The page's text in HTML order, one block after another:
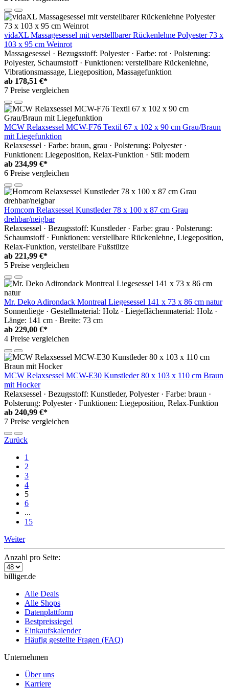
vidaXL Massagesessel mit verstellbarer Rückenlehne Polyester 73 x
103 x 95 cm Weinrot
Massagesessel · Bezugsstoff: Polyester · Farbe: rot · Polsterung:
Polyester, Schaumstoff · Funktionen: verstellbare Rückenlehne,
Vibrationsmassage, Liegeposition, Massagefunktion
ab 178,51 €*
7 Preise vergleichen
MCW Relaxsessel MCW-F76 Textil 67 x 102 x 90 cm Grau/Braun
mit Liegefunktion
Relaxsessel · Farbe: braun, grau · Polsterung: Polyester ·
Funktionen: Liegeposition, Relax-Funktion · Stil: modern
ab 234,99 €*
6 Preise vergleichen
Homcom Relaxsessel Kunstleder 78 x 100 x 87 cm Grau
drehbar/neigbar
Relaxsessel · Bezugsstoff: Kunstleder · Farbe: grau · Polsterung:
Schaumstoff · Funktionen: verstellbare Rückenlehne, Liegeposition,
Relax-Funktion, verstellbare Fußstütze
ab 221,99 €*
5 Preise vergleichen
Mr. Deko Adirondack Montreal Liegesessel 141 x 73 x 86 cm natur
Sonnenliege · Gestellmaterial: Holz · Liegeflächenmaterial: Holz ·
Länge: 141 cm · Breite: 73 cm
ab 229,00 €*
4 Preise vergleichen
MCW Relaxsessel MCW-E30 Kunstleder 80 x 103 x 110 cm Braun
mit Hocker
Relaxsessel · Bezugsstoff: Kunstleder, Polyester · Farbe: braun ·
Polsterung: Polyester · Funktionen: Liegeposition, Relax-Funktion
ab 240,99 €*
7 Preise vergleichen
Zurück
1
2
3
4
5
6
...
15
Weiter
Anzahl pro Seite:
billiger.de
Alle Deals
Alle Shops
Datenplattform
Bestpreissiegel
Einkaufskalender
Häufig gestellte Fragen (FAQ)
Unternehmen
Über uns
Karriere